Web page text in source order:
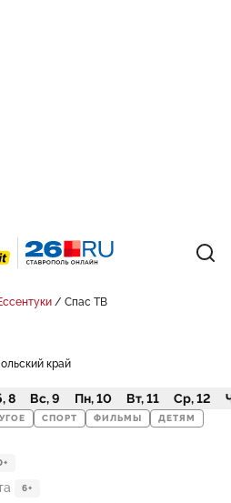
Спас ТВ
край
8 Вс, 9 Пн, 10 Вт, 11 Ср, 12
СПОРТ ФИЛЬМЫ ДЕТЯМ
6+